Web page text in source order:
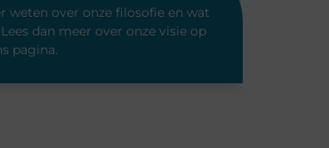
weten over onze filosofie en wat
dan meer over onze visie op
pagina.